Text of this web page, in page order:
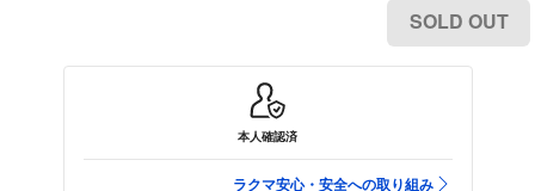
SOLD OUT
本人確認済
ラクマ安心・安全への取り組み